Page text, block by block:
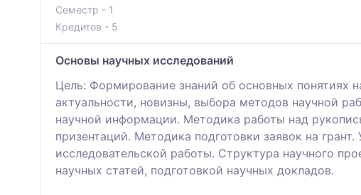
Семестр - 1
Кредитов - 5
Основы научных исследований
Цель: Формирование знаний об основных понятиях
актуальности, новизны, выбора методов научной
научной информации. Методика работы над
призентаций. Методика подготовки заявок на
исследовательской работы. Структура научного
научных статей, подготовкой научных докладов.